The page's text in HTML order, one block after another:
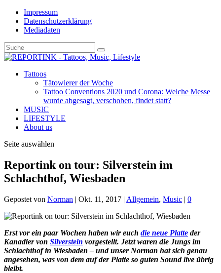
Impressum
Datenschutzerklärung
Mediadaten
Tattoos
Tätowierer der Woche
Tattoo Conventions 2020 und Corona: Welche Messe
wurde abgesagt, verschoben, findet statt?
MUSIC
LIFESTYLE
About us
Seite auswählen
Reportink on tour: Silverstein im
Schlachthof, Wiesbaden
Gepostet von Norman | Okt. 11, 2017 | Allgemein, Music | 0
Erst vor ein paar Wochen haben wir euch die neue Platte der
Kanadier von Silverstein vorgestellt. Jetzt waren die Jungs im
Schlachthof in Wiesbaden – und unser Norman hat sich genau
angesehen, was von dem auf der Platte so guten Sound live übrig
bleibt.